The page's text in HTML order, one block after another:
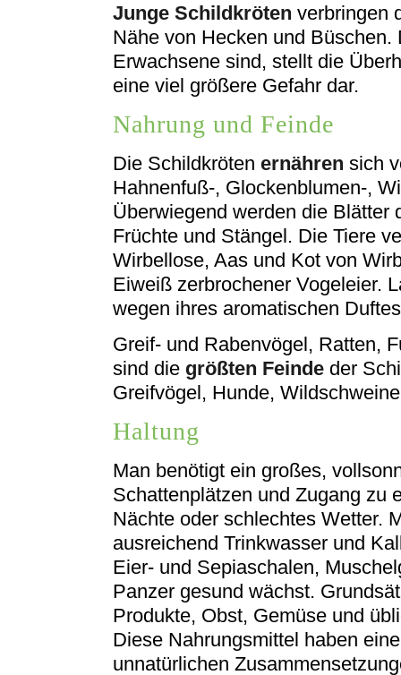
Junge Schildkröten verbringen
Nähe von Hecken und
Erwachsene sind, stellt die
eine viel größere Gefahr dar.
Nahrung und Feinde
Die Schildkröten ernähren sich
Hahnenfuß-, Glockenblumen-,
Überwiegend werden die Blätter
Früchte und Stängel. Die Tiere
Wirbellose, Aas und Kot von
Eiweiß zerbrochener Vogeleier.
wegen ihres aromatischen
Greif- und Rabenvögel, Ratten,
sind die größten Feinde der
Greifvögel, Hunde,
Haltung
Man benötigt ein großes,
Schattenplätzen und Zugang zu
Nächte oder schlechtes Wetter.
ausreichend Trinkwasser und
Eier- und Sepiaschalen,
Panzer gesund wächst.
Produkte, Obst, Gemüse und
Diese Nahrungsmittel haben
unnatürlichen